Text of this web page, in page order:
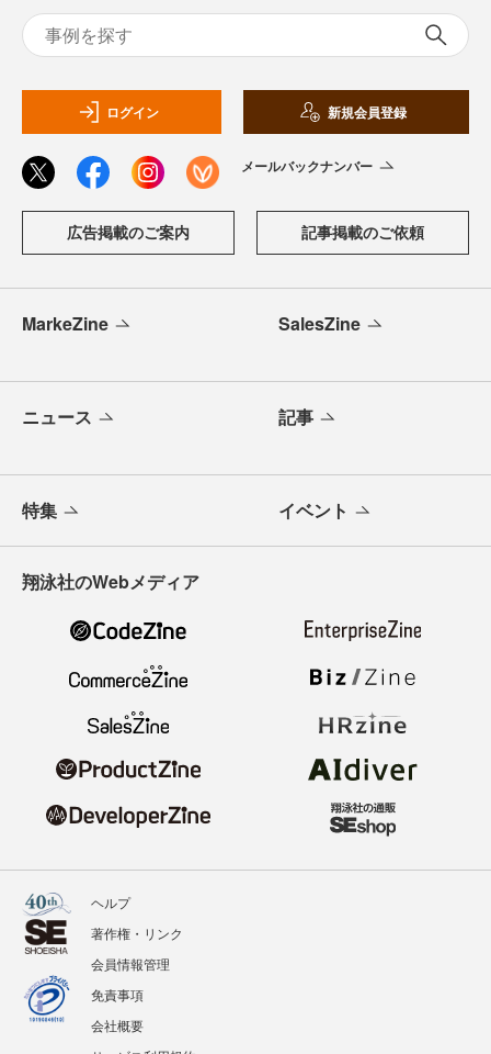
ログイン 新規会員登録
メールバックナンバー
広告掲載のご案内 記事掲載のご依頼
MarkeZine SalesZine
ニュース 記事
特集 イベント
翔泳社のWebメディア
ヘルプ
著作権・リンク
会員情報管理
免責事項
会社概要